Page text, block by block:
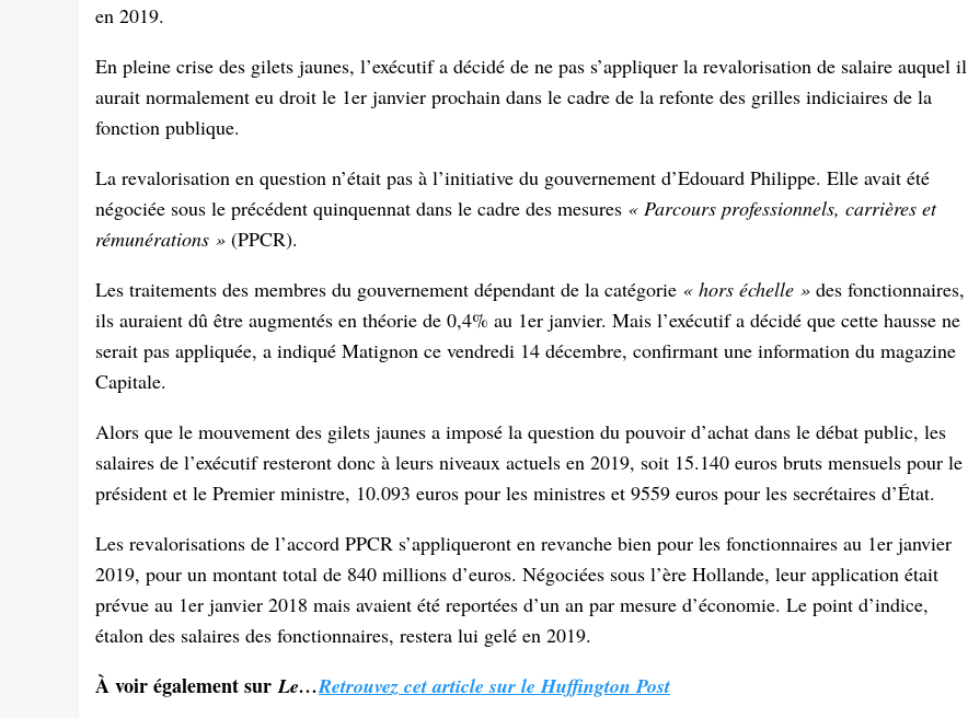
en 2019.
En pleine crise des gilets jaunes, l’exécutif a décidé de ne pas s’appliquer la revalorisation de salaire auquel il
aurait normalement eu droit le 1er janvier prochain dans le cadre de la refonte des grilles indiciaires de la
fonction publique.
La revalorisation en question n’était pas à l’initiative du gouvernement d’Edouard Philippe. Elle avait été
négociée sous le précédent quinquennat dans le cadre des mesures « Parcours professionnels, carrières et
rémunérations » (PPCR).
Les traitements des membres du gouvernement dépendant de la catégorie « hors échelle » des fonctionnaires,
ils auraient dû être augmentés en théorie de 0,4% au 1er janvier. Mais l’exécutif a décidé que cette hausse ne
serait pas appliquée, a indiqué Matignon ce vendredi 14 décembre, confirmant une information du magazine
Capitale.
Alors que le mouvement des gilets jaunes a imposé la question du pouvoir d’achat dans le débat public, les
salaires de l’exécutif resteront donc à leurs niveaux actuels en 2019, soit 15.140 euros bruts mensuels pour le
président et le Premier ministre, 10.093 euros pour les ministres et 9559 euros pour les secrétaires d’État.
Les revalorisations de l’accord PPCR s’appliqueront en revanche bien pour les fonctionnaires au 1er janvier
2019, pour un montant total de 840 millions d’euros. Négociées sous l’ère Hollande, leur application était
prévue au 1er janvier 2018 mais avaient été reportées d’un an par mesure d’économie. Le point d’indice,
étalon des salaires des fonctionnaires, restera lui gelé en 2019.
À voir également surLe…Retrouvez cet article sur le Huffington Post